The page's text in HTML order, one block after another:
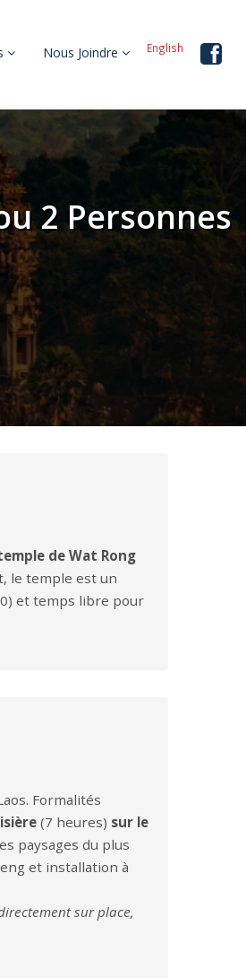
Nous Joindre English
2 Personnes
de Wat Rong
le temple est un
et temps libre pour
Formalités
(7 heures) sur le
paysages du plus
et installation à
sur place,